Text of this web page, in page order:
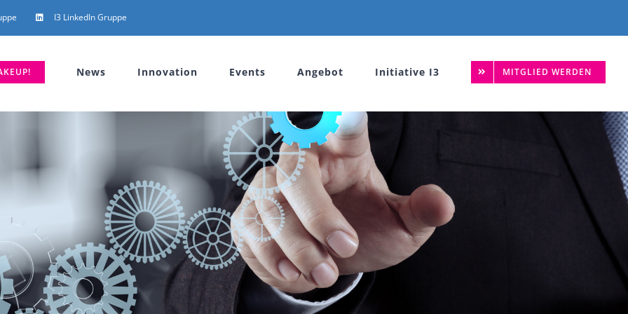
I3 LinkedIn Gruppe
News Innovation Events Angebot Initiative I3 MITGLIED WERDEN